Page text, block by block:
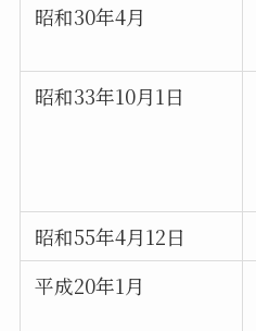
昭和30年4月
昭和33年10月1日
昭和55年4月12日
平成20年1月